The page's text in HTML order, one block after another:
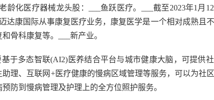
龄化医疗器械龙头股：___鱼跃医疗。___截至2023年1月
达康国际从事康复医疗业务，康复医学是一个相对成熟且
骨科康复等。___新产业。
于多态智联(AI2)医养结合平台与城市健康大脑，可提供
理、互联网+医疗健康的慢病区域管理等服务，可以为社
防到慢病管理及护理上的全方位照护服务。